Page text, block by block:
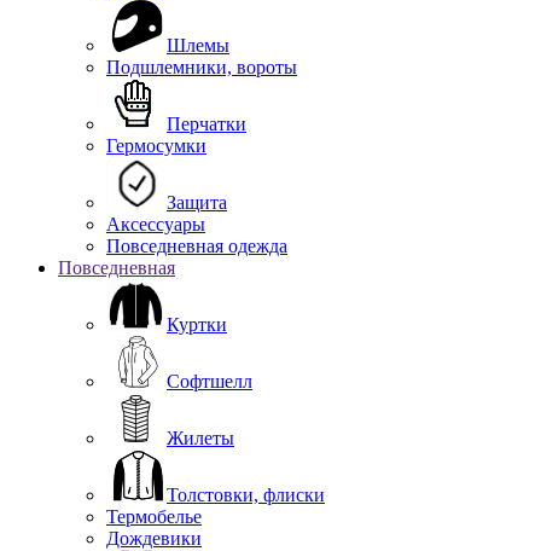
Шлемы
Подшлемники, вороты
Перчатки
Гермосумки
Защита
Аксессуары
Повседневная одежда
Повседневная
Куртки
Софтшелл
Жилеты
Толстовки, флиски
Термобелье
Дождевики